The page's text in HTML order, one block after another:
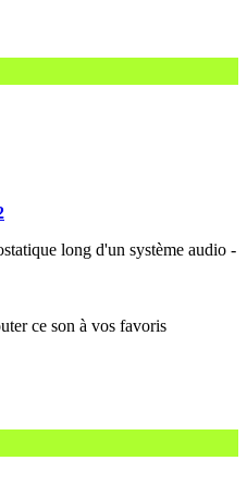
long d'un système audio -